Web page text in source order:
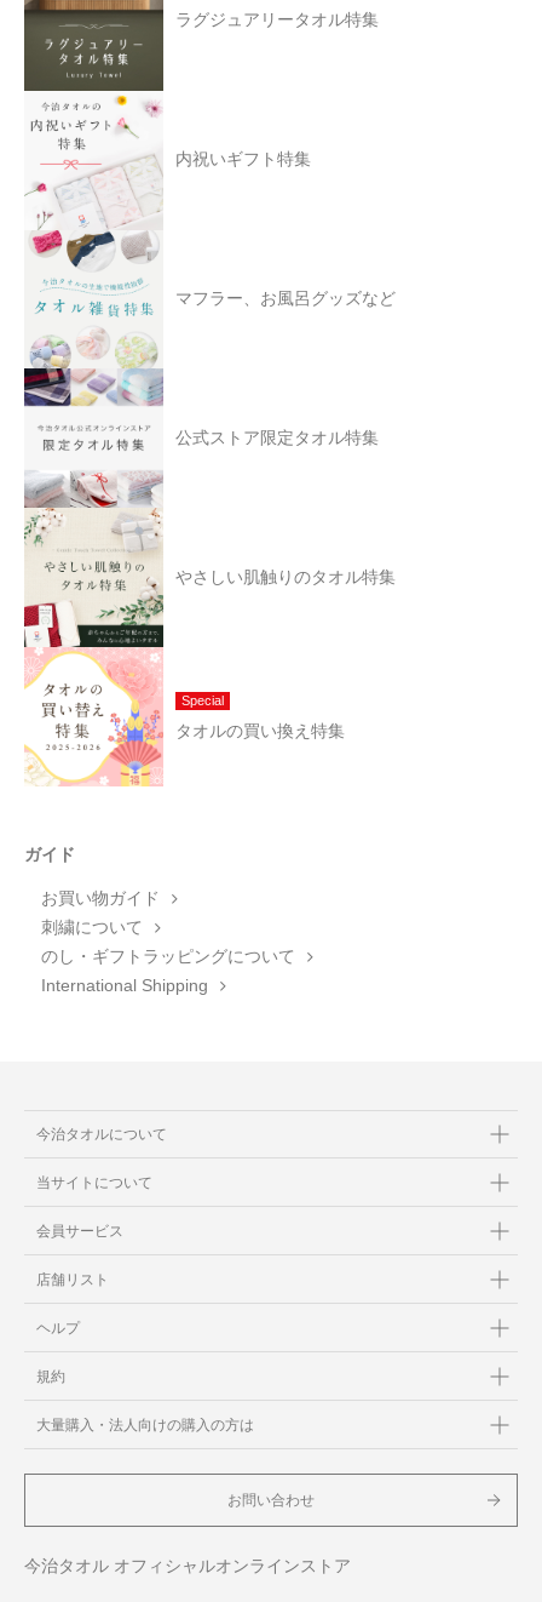
ラグジュアリータオル特集
内祝いギフト特集
マフラー、お風呂グッズなど
公式ストア限定タオル特集
やさしい肌触りのタオル特集
Special
タオルの買い換え特集
ガイド
お買い物ガイド
刺繍について
のし・ギフトラッピングについて
International Shipping
今治タオルについて
当サイトについて
会員サービス
店舗リスト
ヘルプ
規約
大量購入・法人向けの購入の方は
お問い合わせ
今治タオル オフィシャルオンラインストア